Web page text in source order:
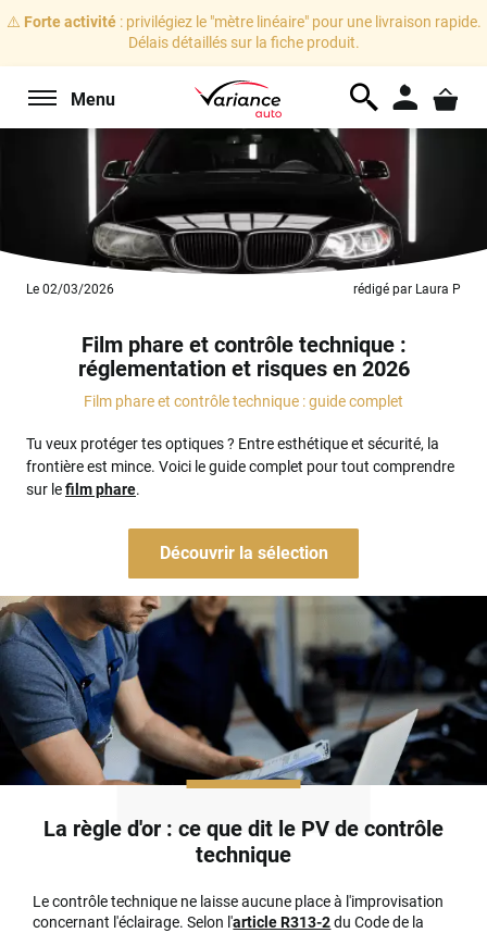
⚠️ Forte activité: privilégiez le "mètre linéaire" pour une livraison rapide.
Délais détaillés sur la fiche produit.
Menu
Le 02/03/2026 rédigé par Laura P
Film phare et contrôle technique :
réglementation et risques en 2026
Film phare et contrôle technique : guide complet
Tu veux protéger tes optiques ? Entre esthétique et sécurité, la
frontière est mince. Voici le guide complet pour tout comprendre
sur lefilm phare.
Découvrir la sélection
La règle d'or : ce que dit le PV de contrôle
technique
Le contrôle technique ne laisse aucune place à l'improvisation
concernant l'éclairage. Selon l'article R313-2du Code de la